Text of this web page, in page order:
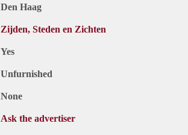
Den Haag
Zijden, Steden en Zichten
Yes
Unfurnished
None
Ask the advertiser